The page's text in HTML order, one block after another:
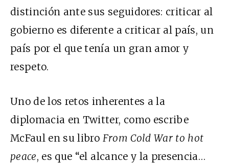
distinción ante sus seguidores: criticar al
gobierno es diferente a criticar al país, un
país por el que tenía un gran amor y
respeto.
Uno de los retos inherentes a la
diplomacia en Twitter, como escribe
McFaul en su libro From Cold War to hot
peace, es que “el alcance y la presencia…